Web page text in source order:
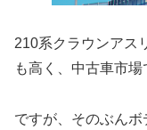
210系クラウンアス
も高く、中古車市場
ですが、そのぶん